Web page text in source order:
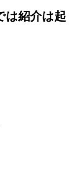
は紹介は起